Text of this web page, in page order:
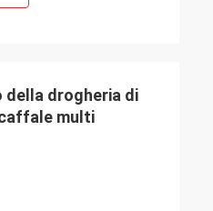
della drogheria di
multi